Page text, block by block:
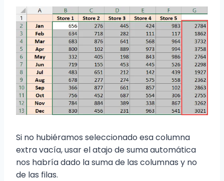
Si no hubiéramos seleccionado esa columna
extra vacía, usar el atajo de suma automática
nos habría dado la suma de las columnas y no
de las filas.